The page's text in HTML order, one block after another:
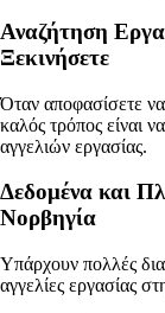
Αναζήτηση
Ξεκινήσετε
Όταν αποφασίσετε
καλός τρόπος είναι
αγγελιών εργασίας.
Δεδομένα και
Νορβηγία
Υπάρχουν πολλές
αγγελίες εργασίας